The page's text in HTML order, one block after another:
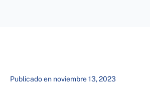
Publicado en noviembre 13, 2023